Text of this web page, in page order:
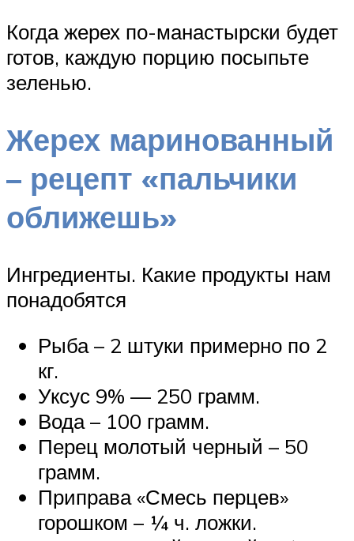
Когда жерех по-манастырски будет
готов, каждую порцию посыпьте
зеленью.
Жерех маринованный
– рецепт «пальчики
оближешь»
Ингредиенты. Какие продукты нам
понадобятся
Рыба – 2 штуки примерно по 2
кг.
Уксус 9% — 250 грамм.
Вода – 100 грамм.
Перец молотый черный – 50
грамм.
Приправа «Смесь перцев»
горошком – ¼ ч. ложки.